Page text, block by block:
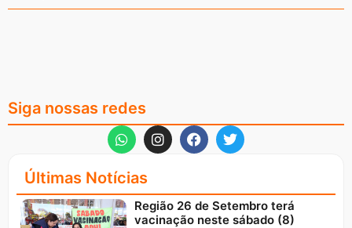
Siga nossas redes
Últimas Notícias
Região 26 de Setembro terá
vacinação neste sábado (8)